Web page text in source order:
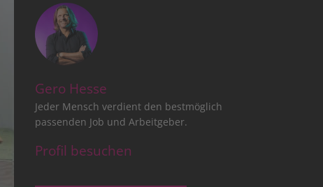
Gero Hesse
Jeder Mensch verdient den bestmöglich
passenden Job und Arbeitgeber.
Profil besuchen